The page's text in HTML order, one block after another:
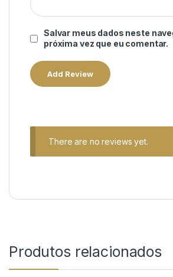
Salvar meus dados neste
próxima vez que eu comentar.
There are no reviews yet.
Produtos relacionados